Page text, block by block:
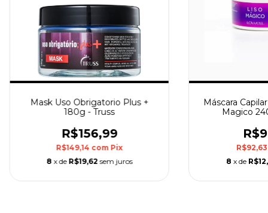
Mask Uso Obrigatorio Plus +
180g - Truss
R$156,99
R$149,14 com Pix
8 x de R$19,62 sem juros
Máscara
Magico
8 x de